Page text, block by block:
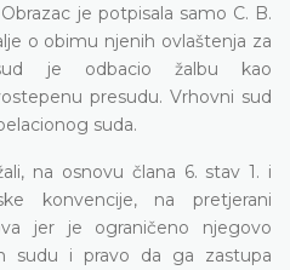
je potpisala samo C. B.
o obimu njenih ovlaštenja za
sud je odbacio žalbu kao
presudu. Vrhovni sud
suda.
na osnovu člana 6. stav 1. i
konvencije, na pretjerani
jer je ograničeno njegovo
sudu i pravo da ga zastupa